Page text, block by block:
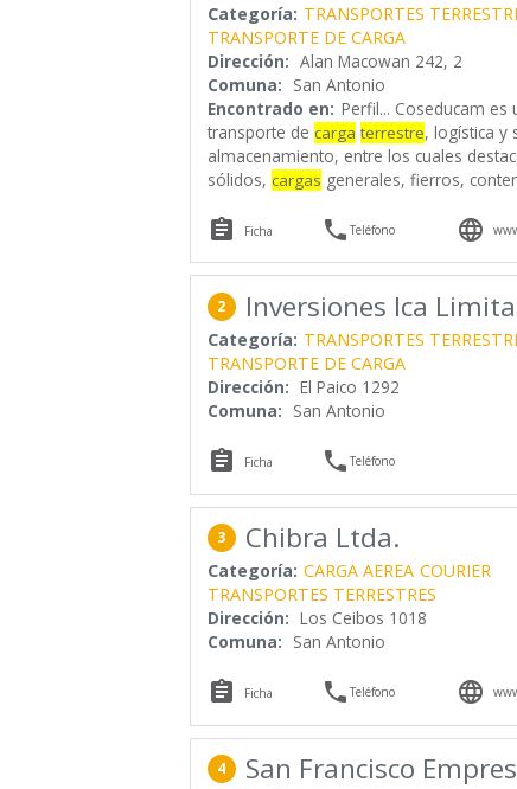
Categoría: TRANSPORTES
TRANSPORTE DE CARGA
Dirección: Alan Macowan 242, 2
Comuna: San Antonio
Encontrado en: Perfil... Coseducam es
transporte de carga terrestre, logística y
almacenamiento, entre los cuales
sólidos, cargas generales, fierros,
 Ficha Teléfono 
2 Inversiones Ica
Categoría: TRANSPORTES
TRANSPORTE DE CARGA
Dirección: El Paico 1292
Comuna: San Antonio
 Ficha Teléfono
3 Chibra Ltda.
Categoría: CARGA AEREA COURIER
TRANSPORTES TERRESTRES
Dirección: Los Ceibos 1018
Comuna: San Antonio
 Ficha Teléfono 
4 San Francisco